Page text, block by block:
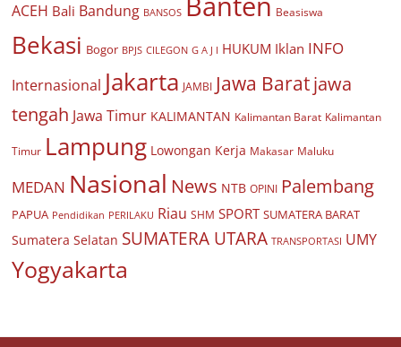
ACEH Bali Bandung BANSOS Beasiswa
Bekasi Bogor BPJS CILEGON G A J I HUKUM Iklan INFO
Internasional Jakarta JAMBI Jawa Baratjawa
tengah Jawa Timur KALIMANTAN Kalimantan Barat Kalimantan
Timur Lampung Lowongan Kerja Makasar Maluku
MEDAN Nasional News NTB OPINI Palembang
PAPUA Pendidikan PERILAKU Riau SHM SPORT SUMATERA BARAT
Sumatera Selatan SUMATERA UTARA TRANSPORTASI UMY
Yogyakarta